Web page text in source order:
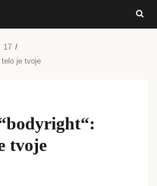
17
telo je tvoje
tvoje